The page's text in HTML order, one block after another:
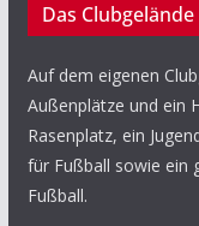
Das Clubgelände
Auf dem eigenen
Außenplätze und ein
Rasenplatz, ein
für Fußball sowie ein
Fußball.